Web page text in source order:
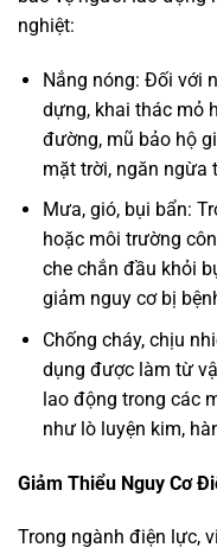
nghiệt:
Nắng nóng: Đối với
dựng, khai thác mỏ
đường, mũ bảo hộ
mặt trời, ngăn ngừa
Mưa, gió, bụi bẩn:
hoặc môi trường
che chắn đầu khỏi
giảm nguy cơ bị
Chống cháy, chịu
dụng được làm từ
lao động trong các
như lò luyện kim,
Giảm Thiểu Nguy Cơ
Trong ngành điện lực,